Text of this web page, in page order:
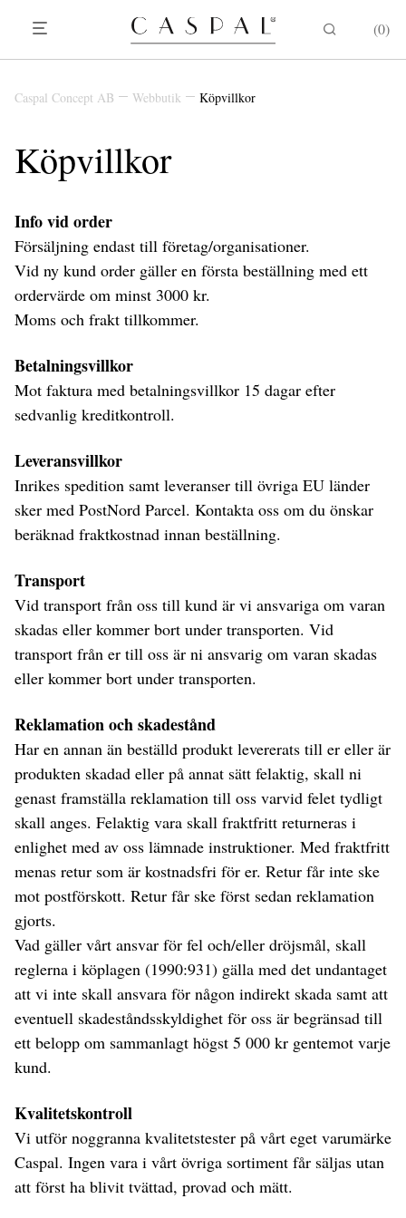
0
Caspal Concept AB Webbutik Köpvillkor
Köpvillkor
Info vid order
Försäljning endast till företag/organisationer.
Vid ny kund order gäller en första beställning med ett
ordervärde om minst 3000 kr.
Moms och frakt tillkommer.
Betalningsvillkor
Mot faktura med betalningsvillkor 15 dagar efter
sedvanlig kreditkontroll.
Leveransvillkor
Inrikes spedition samt leveranser till övriga EU länder
sker med PostNord Parcel. Kontakta oss om du önskar
beräknad fraktkostnad innan beställning.
Transport
Vid transport från oss till kund är vi ansvariga om varan
skadas eller kommer bort under transporten. Vid
transport från er till oss är ni ansvarig om varan skadas
eller kommer bort under transporten.
Reklamation och skadestånd
Har en annan än beställd produkt levererats till er eller är
produkten skadad eller på annat sätt felaktig, skall ni
genast framställa reklamation till oss varvid felet tydligt
skall anges. Felaktig vara skall fraktfritt returneras i
enlighet med av oss lämnade instruktioner. Med fraktfritt
menas retur som är kostnadsfri för er. Retur får inte ske
mot postförskott. Retur får ske först sedan reklamation
gjorts.
Vad gäller vårt ansvar för fel och/eller dröjsmål, skall
reglerna i köplagen (1990:931) gälla med det undantaget
att vi inte skall ansvara för någon indirekt skada samt att
eventuell skadeståndsskyldighet för oss är begränsad till
ett belopp om sammanlagt högst 5 000 kr gentemot varje
kund.
Kvalitetskontroll
Vi utför noggranna kvalitetstester på vårt eget varumärke
Caspal. Ingen vara i vårt övriga sortiment får säljas utan
att först ha blivit tvättad, provad och mätt.